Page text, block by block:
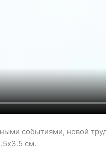
событиями, новой
см.